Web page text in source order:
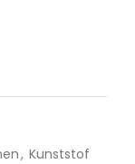
, Kunststof